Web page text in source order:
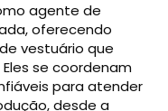
agente de
oferecendo
vestuário que
se coordenam
​​para atender
desde a